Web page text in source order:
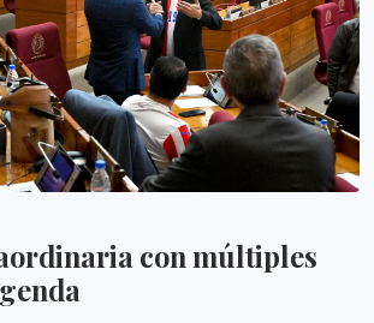
con múltiples